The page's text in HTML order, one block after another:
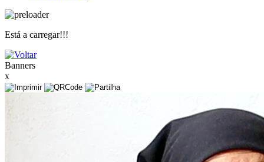
Está a carregar!!!
Banners
x